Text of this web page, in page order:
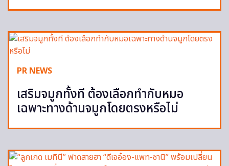
PR NEWS
เสริมจมูกทั้งที ต้องเลือกทำกับหมอ
เฉพาะทางด้านจมูกโดยตรงหรือไม่